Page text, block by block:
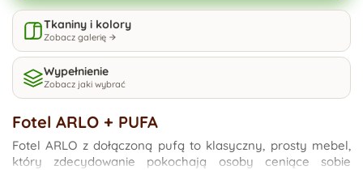
Tkaniny i kolory
Zobacz galerię
Wypełnienie
Zobacz jaki wybrać
Fotel ARLO + PUFA
Fotel ARLO z dołączoną pufą to klasyczny, prosty mebel,
który zdecydowanie pokochają osoby ceniące sobie